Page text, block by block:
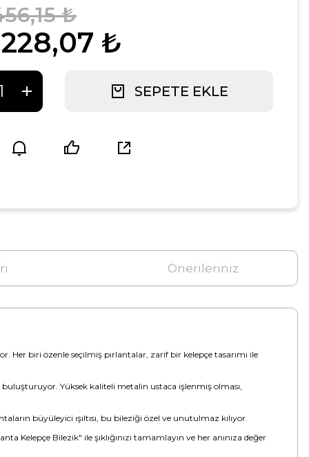
₺
₺
SEPETE EKLE
Önerileriniz
Her biri özenle seçilmiş pırlantalar, zarif bir kelepçe tasarımı ile
Yüksek kaliteli metalin ustaca işlenmiş olması,
büyüleyici ışıltısı, bu bileziği özel ve unutulmaz kılıyor.
Kelepçe Bilezik" ile şıklığınızı tamamlayın ve her anınıza değer